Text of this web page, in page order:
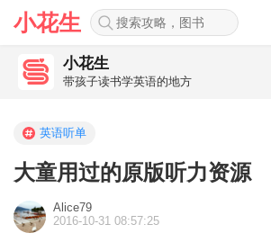
小花生
小花生
带孩子读书学英语的地方
英语听单
大童用过的原版听力资源
Alice79
2016-10-31 08:57:25